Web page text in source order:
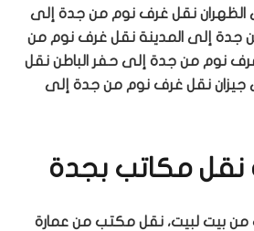
نقل غرف نوم من جدة إلى
إلى المدينة نقل غرف نوم من
نوم من جدة إلى حفر الباطن نقل
نقل غرف نوم من جدة إلى
نقل مكاتب بجدة
بيت لبيت، نقل مكتب من عمارة